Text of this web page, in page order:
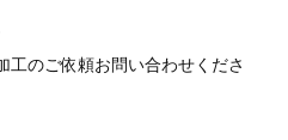
工のご依頼お問い合わせくださ